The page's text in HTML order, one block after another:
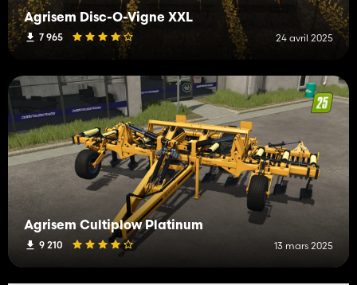
Agrisem Disc-O-Vigne XXL
7 965 24 avril 2025
Agrisem Cultiplow Platinum
9 210 13 mars 2025